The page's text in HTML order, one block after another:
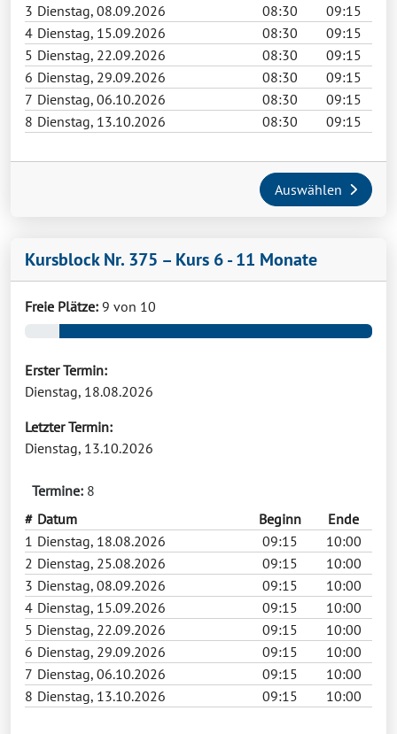
3 Dienstag, 08.09.2026 08:30
09:15
4 Dienstag, 15.09.2026 08:30
09:15
5 Dienstag, 22.09.2026 08:30
09:15
6 Dienstag, 29.09.2026 08:30
09:15
7 Dienstag, 06.10.2026 08:30
09:15
8 Dienstag, 13.10.2026 08:30 09:15
Auswählen
Kursblock Nr. 375 – Kurs 6 - 11 Monate
Freie Plätze: 9 von 10
Erster Termin:
Dienstag, 18.08.2026
Letzter Termin:
Dienstag, 13.10.2026
Termine: 8
# Datum Beginn
Ende
1 Dienstag, 18.08.2026 09:15
10:00
2 Dienstag, 25.08.2026 09:15
10:00
3 Dienstag, 08.09.2026 09:15
10:00
4 Dienstag, 15.09.2026 09:15
10:00
5 Dienstag, 22.09.2026 09:15
10:00
6 Dienstag, 29.09.2026 09:15
10:00
7 Dienstag, 06.10.2026 09:15
10:00
8 Dienstag, 13.10.2026 09:15 10:00